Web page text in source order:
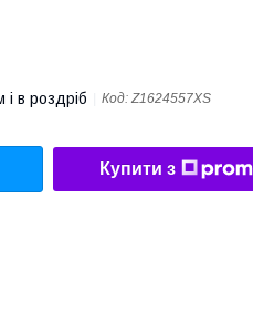
і в роздріб Код: Z1624557XS
Купити з